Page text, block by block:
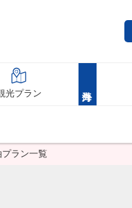
光プラン
ラン一覧